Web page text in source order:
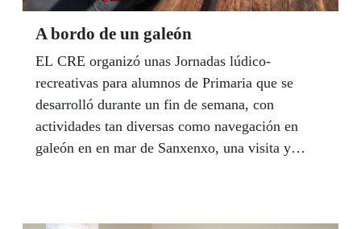
A bordo de un galeón
EL CRE organizó unas Jornadas lúdico-
recreativas para alumnos de Primaria que se
desarrolló durante un fin de semana, con
actividades tan diversas como navegación en
galeón en en mar de Sanxenxo, una visita y